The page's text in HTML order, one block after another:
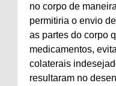
no corpo de
permitiria o envio
as partes do corpo
medicamentos,
colaterais
resultaram no